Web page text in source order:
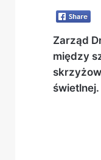
Zarząd
między
świetlnej.